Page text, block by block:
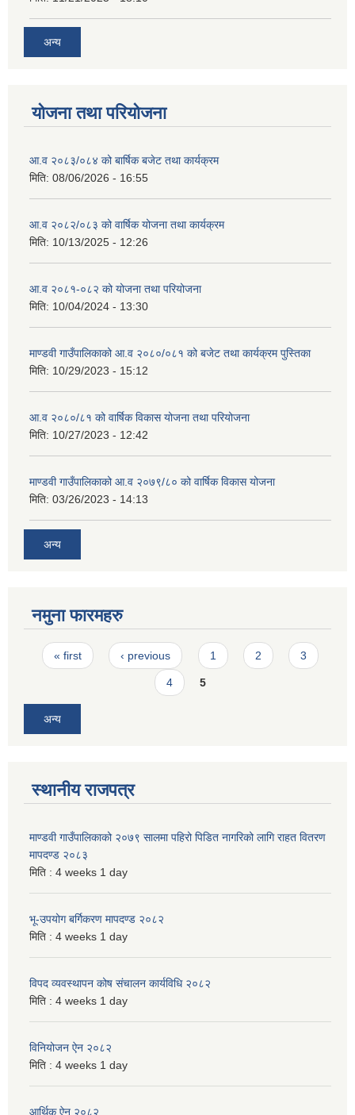
अन्य
योजना तथा परियोजना
आ.व २०८३/०८४ को बार्षिक बजेट तथा कार्यक्रम
मिति: 08/06/2026 - 16:55
आ.व २०८२/०८३ को वार्षिक योजना तथा कार्यक्रम
मिति: 10/13/2025 - 12:26
आ.व २०८१-०८२ को योजना तथा परियोजना
मिति: 10/04/2024 - 13:30
माण्डवी गाउँपालिकाको आ.व २०८०/०८१ को बजेट तथा कार्यक्रम पुस्तिका
मिति: 10/29/2023 - 15:12
आ.व २०८०/८१ को वार्षिक विकास योजना तथा परियोजना
मिति: 10/27/2023 - 12:42
माण्डवी गाउँपालिकाको आ.व २०७९/८० को वार्षिक विकास योजना
मिति: 03/26/2023 - 14:13
अन्य
नमुना फारमहरु
Pages
« first ‹ previous 1 2 3
4 5
अन्य
स्थानीय राजपत्र
माण्डवी गाउँपालिकाको २०७९ सालमा पहिरो पिडित नागरिको लागि राहत वितरण
मापदण्ड २०८३
मिति : 4 weeks 1 day
भू-उपयोग बर्गिकरण मापदण्ड २०८२
मिति : 4 weeks 1 day
विपद व्यवस्थापन कोष संचालन कार्यविधि २०८२
मिति : 4 weeks 1 day
विनियोजन ऐन २०८२
मिति : 4 weeks 1 day
आर्थिक ऐन २०८२